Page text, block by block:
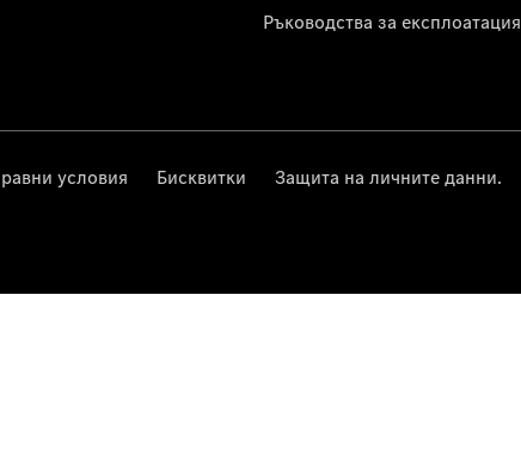
Ръководства за експлоатация
условия Бисквитки Защита на личните данни.